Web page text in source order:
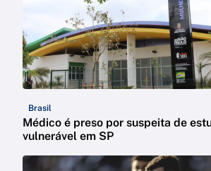
Brasil
Médico é preso por suspeita de
vulnerável em SP